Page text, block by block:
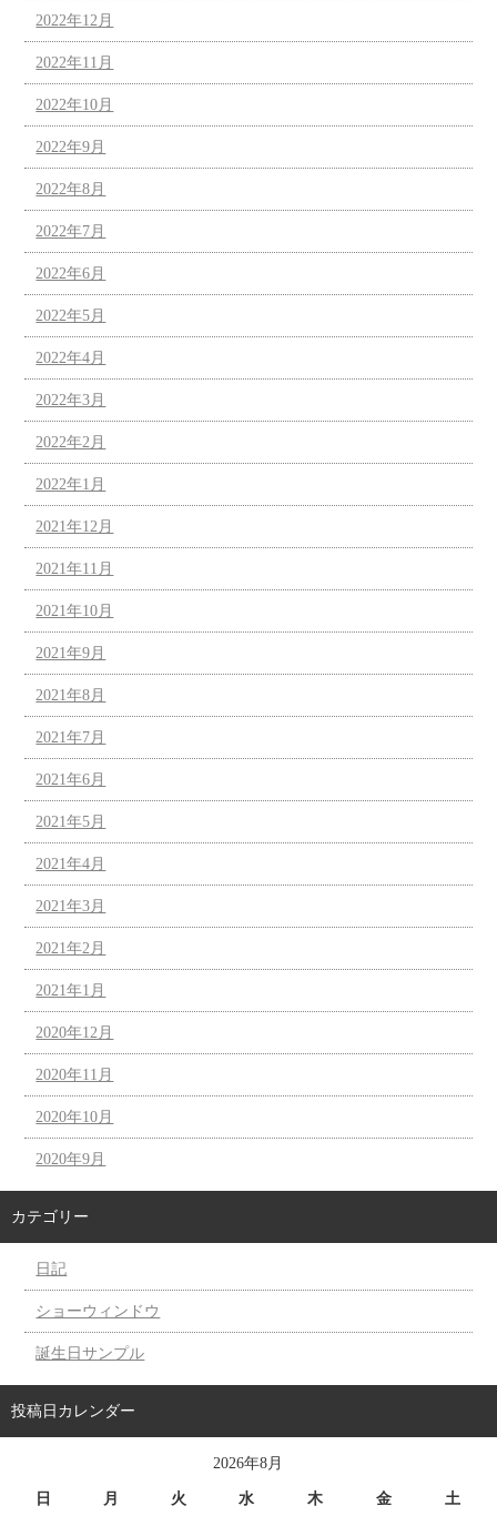
2022年12月
2022年11月
2022年10月
2022年9月
2022年8月
2022年7月
2022年6月
2022年5月
2022年4月
2022年3月
2022年2月
2022年1月
2021年12月
2021年11月
2021年10月
2021年9月
2021年8月
2021年7月
2021年6月
2021年5月
2021年4月
2021年3月
2021年2月
2021年1月
2020年12月
2020年11月
2020年10月
2020年9月
カテゴリー
日記
ショーウィンドウ
誕生日サンプル
投稿日カレンダー
2026年8月
日 月 火 水 木 金 土